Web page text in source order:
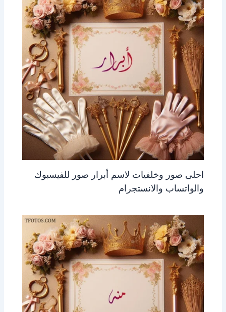
احلى صور وخلفيات لاسم أبرار صور للفيسبوك
والواتساب والانستجرام